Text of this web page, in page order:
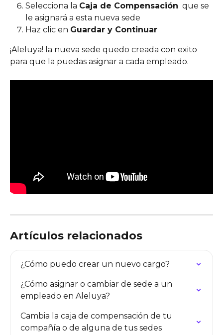
Selecciona la Caja de Compensación
  que se
le asignará a esta nueva sede
Haz clic en Guardar y Continuar
¡Aleluya! la nueva sede quedo creada con exito
para que la puedas asignar a cada empleado.
Artículos relacionados
¿Cómo puedo crear un nuevo cargo?
¿Cómo asignar o cambiar de sede a un
empleado en Aleluya?
Cambia la caja de compensación de tu
compañía o de alguna de tus sedes